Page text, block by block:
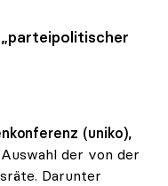
(uniko),
der von der
Darunter